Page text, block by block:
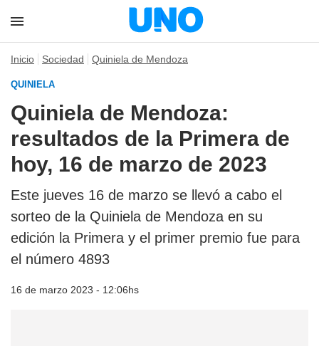
Inicio Sociedad Quiniela de Mendoza
QUINIELA
Quiniela de Mendoza:
resultados de la Primera de
hoy, 16 de marzo de 2023
Este jueves 16 de marzo se llevó a cabo el
sorteo de la Quiniela de Mendoza en su
edición la Primera y el primer premio fue para
el número 4893
16 de marzo 2023 - 12:06hs